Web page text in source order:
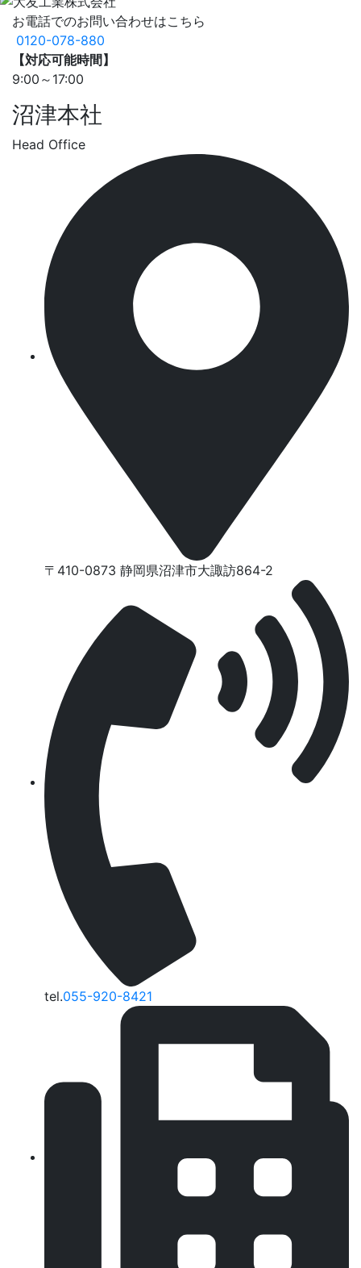
お電話でのお問い合わせはこちら
0120-078-880
【対応可能時間】
9:00～17:00
沼津本社
Head Office
〒410-0873 静岡県沼津市⼤諏訪864-2
tel.055-920-8421